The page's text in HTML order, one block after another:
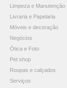
Limpeza e Manutenção
Livraria e Papelaria
Móveis e decoração
Negócios
Ótica e Foto
Pet shop
Roupas e calçados
Serviços